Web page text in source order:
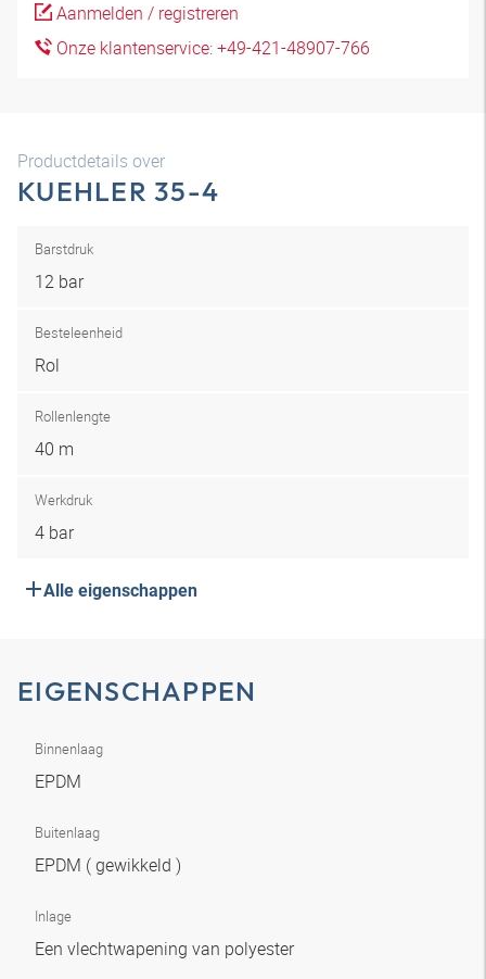
Aanmelden / registreren
Onze klantenservice: +49-421-48907-766
Productdetails over
KUEHLER 35-4
Barstdruk
12 bar
Besteleenheid
Rol
Rollenlengte
40 m
Werkdruk
4 bar
Alle eigenschappen
EIGENSCHAPPEN
Binnenlaag
EPDM
Buitenlaag
EPDM ( gewikkeld )
Inlage
Een vlechtwapening van polyester